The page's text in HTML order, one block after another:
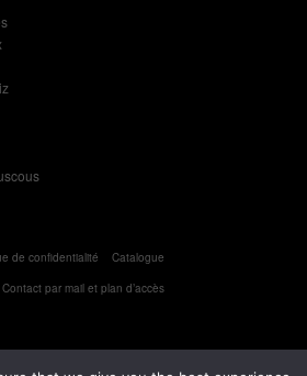
de confidentialité
Catalogue
Contact par mail et plan d’accès